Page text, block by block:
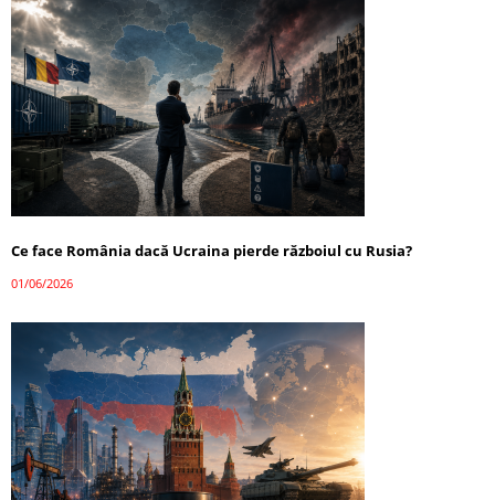
Ce face România dacă Ucraina pierde războiul cu Rusia?
01/06/2026